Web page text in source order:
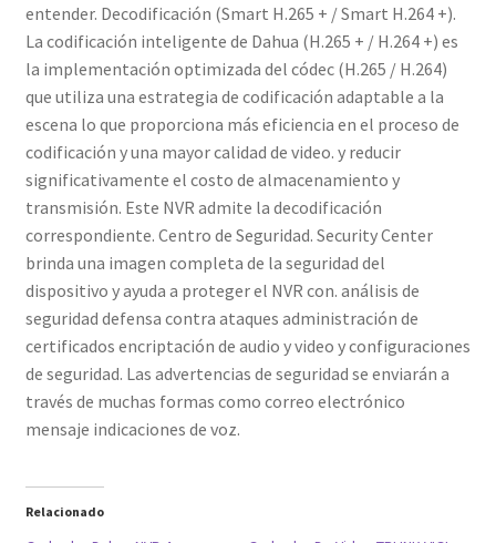
entender. Decodificación (Smart H.265 + / Smart H.264 +).
La codificación inteligente de Dahua (H.265 + / H.264 +) es
la implementación optimizada del códec (H.265 / H.264)
que utiliza una estrategia de codificación adaptable a la
escena lo que proporciona más eficiencia en el proceso de
codificación y una mayor calidad de video. y reducir
significativamente el costo de almacenamiento y
transmisión. Este NVR admite la decodificación
correspondiente. Centro de Seguridad. Security Center
brinda una imagen completa de la seguridad del
dispositivo y ayuda a proteger el NVR con. análisis de
seguridad defensa contra ataques administración de
certificados encriptación de audio y video y configuraciones
de seguridad. Las advertencias de seguridad se enviarán a
través de muchas formas como correo electrónico
mensaje indicaciones de voz.
Relacionado